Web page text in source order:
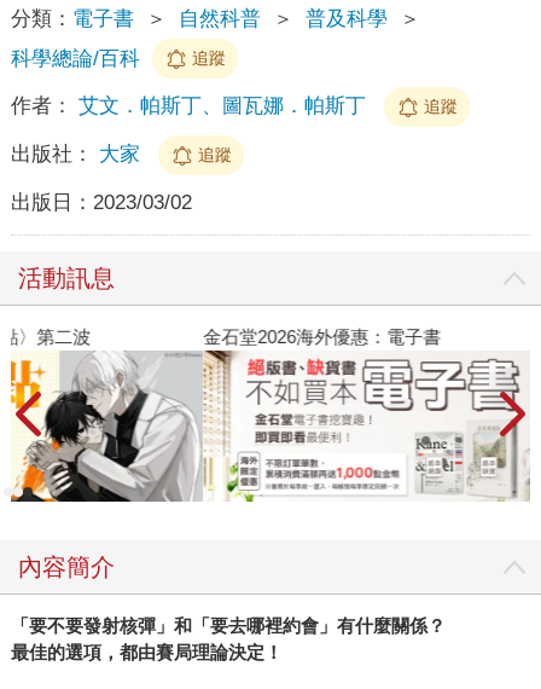
分類： 電子書 ＞ 自然科普 ＞ 普及科學
＞
科學總論/百科
追蹤
作者： 艾文．帕斯丁、圖瓦娜．帕斯丁 追蹤
出版社： 大家 追蹤
出版日： 2023/03/02
活動訊息
金石堂2026海外優惠：電子書
內容簡介
「要不要發射核彈」和「要去哪裡約會」有什麼關係？
最佳的選項，都由賽局理論決定！